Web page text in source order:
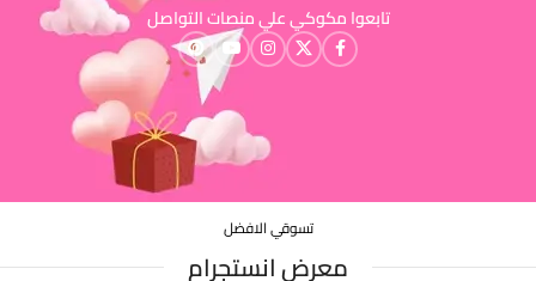
تابعوا مكوكي علي منصات التواصل
تسوقي الافضل
معرض انستجرام